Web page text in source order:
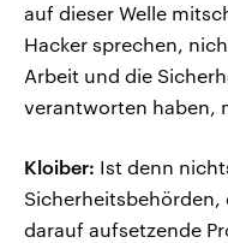
auf dieser Welle
Hacker sprechen,
Arbeit und die
verantworten haben,
Kloiber: Ist denn
Sicherheitsbehörden,
darauf aufsetzende